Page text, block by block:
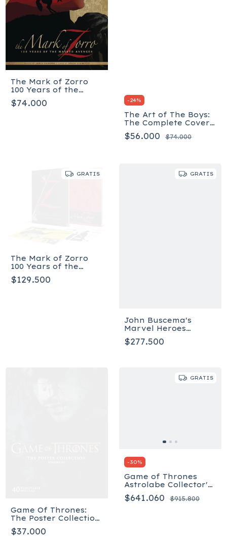
The Mark of Zorro
100 Years of the
Masked Avenger HC
Art Book - Tapa dura
$74.000 -24%
The Art of The Boys:
The Complete Covers
by Darick Robertson
- Tapa dura
$56.000 $74.000
GRATIS
The Mark of Zorro
100 Years of the
Masked Avenger -
Collector’s Limited
$129.500
GRATIS
John Buscema's
Marvel Heroes
Artist's Edition - Tapa
dura - Inglés
$277.500
Game Of Thrones:
The Poster Collection,
Volume 3
$37.000
GRATIS
-30%
Game of Thrones
Astrolabe Collector's
Edition - Inglés
$641.060 $915.800